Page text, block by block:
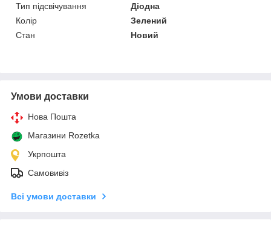
Тип підсвічування
Діодна
Колір
Зелений
Стан
Новий
Умови доставки
Нова Пошта
Магазини Rozetka
Укрпошта
Самовивіз
Всі умови доставки